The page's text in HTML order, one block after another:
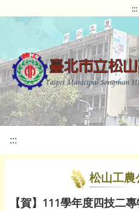
:::
:::
松山工
【賀】111學年度四技二